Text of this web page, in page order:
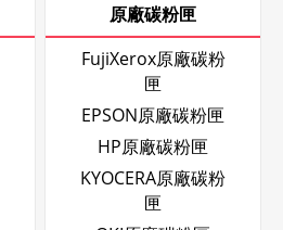
原廠碳粉匣
FujiXerox原廠碳粉
匣
EPSON原廠碳粉匣
HP原廠碳粉匣
KYOCERA原廠碳粉
匣